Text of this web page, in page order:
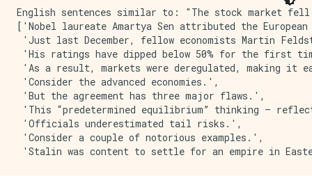
English sentences similar to: "The stock market
['Nobel laureate Amartya Sen attributed the
'Just last December, fellow economists Martin
'His ratings have dipped below 50% for the first
'As a result, markets were deregulated, making
'Consider the advanced economies.',
'But the agreement has three major flaws.',
'This “predetermined equilibrium” thinking –
'Officials underestimated tail risks.',
'Consider a couple of notorious examples.',